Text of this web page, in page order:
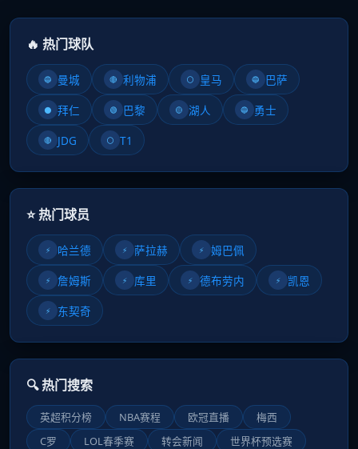
🔥 热门球队
🔵 曼城 🔴 利物浦 ⚪ 皇马 🔵 巴萨
⚫ 拜仁 🟢 巴黎 🟡 湖人 🔵 勇士
🔴 JDG ⚪ T1
⭐ 热门球员
⚡ 哈兰德 ⚡ 萨拉赫 ⚡ 姆巴佩
⚡ 詹姆斯 ⚡ 库里 ⚡ 德布劳内 ⚡ 凯恩
⚡ 东契奇
🔍 热门搜索
英超积分榜 NBA赛程 欧冠直播
梅西
C罗
LOL春季赛 转会新闻
世界杯预选赛